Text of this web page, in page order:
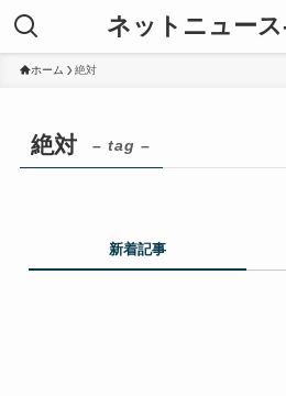
ネットニュー
ホーム 絶対
絶対 – tag –
新着記事